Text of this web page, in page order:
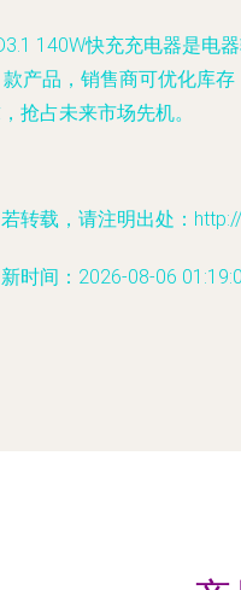
140W快充充电器是电
产品，销售商可优化库
抢占未来市场先机。
转载，请注明出处：
时间：2026-08-06